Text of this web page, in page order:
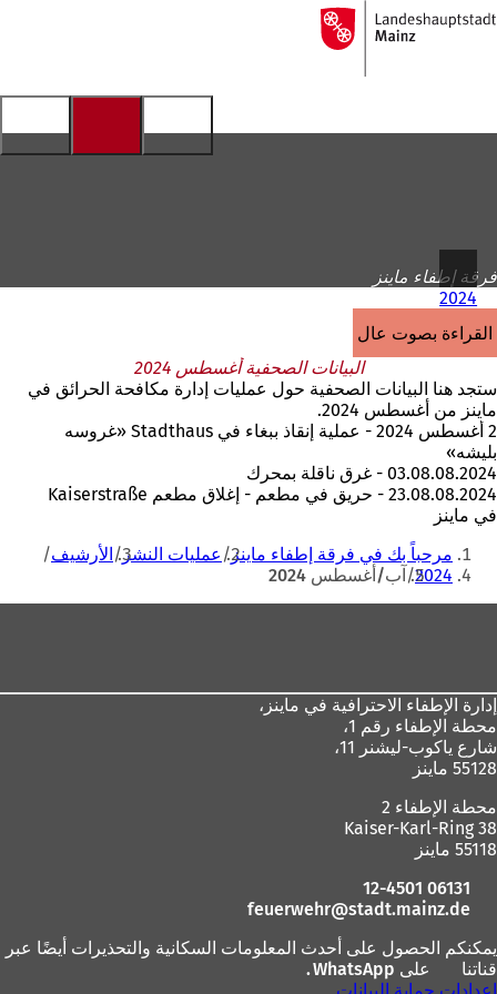
الانتقال إلى المحتوى
إلى
الصفحة
فرقة إطفاء ماينز
2024
القراءة بصوت عالٍ
البيانات الصحفية أغسطس 2024
ستجد هنا البيانات الصحفية حول عمليات إدارة مكافحة الحرائق في
ماينز من أغسطس 2024.
2 أغسطس 2024 - عملية إنقاذ ببغاء في Stadthaus «غروسه
بليشه»
03.08.08.2024 - غرق ناقلة بمحرك
23.08.08.2024 - حريق في مطعم - إغلاق مطعم Kaiserstraße
في ماينز
أنت
هنا
مرحباً بك في فرقة إطفاء ماينز عمليات النشر الأرشيف
2024 آب/أغسطس 2024
إدارة الإطفاء الاحترافية في ماينز،
محطة الإطفاء رقم 1،
شارع ياكوب-ليشنر 11،
55128 ماينز
محطة الإطفاء 2
Kaiser-Karl-Ring 38
55118 ماينز
06131 12-4501
feuerwehr
stadt.mainz de
يمكنكم الحصول على أحدث المعلومات السكانية والتحذيرات أيضًا عبر
قناتنا
على WhatsApp
(
.